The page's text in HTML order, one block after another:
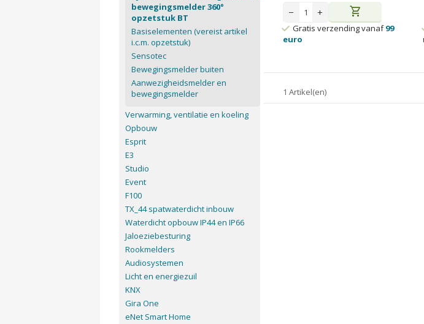
− + shopping_cart
Gratis verzending vanaf99
euro
1 Artikel(en)
bewegingsmelder 360°
opzetstuk BT
Basiselementen (vereist artikel
i.c.m. opzetstuk)
Sensotec
Bewegingsmelder buiten
Aanwezigheidsmelder en
bewegingsmelder
Verwarming, ventilatie en koeling
Opbouw
Esprit
E3
Studio
Event
F100
TX_44 spatwaterdicht inbouw
Waterdicht opbouw IP44 en IP66
Jaloeziebesturing
Rookmelders
Audiosystemen
Licht en energiezuil
KNX
Gira One
eNet Smart Home